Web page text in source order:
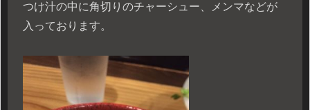
つけ汁の中に角切りのチャーシュー、メンマなどが
入っております。